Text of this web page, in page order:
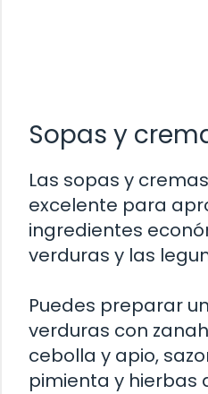
Sopas y
Las sopas y
excelente para
ingredientes
verduras y las
Puedes preparar
verduras con
cebolla y apio,
pimienta y hierbas